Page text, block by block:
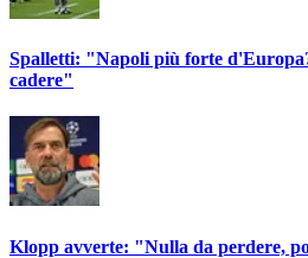
Spalletti: "Napoli più forte
cadere"
Klopp avverte: "Nulla da perdere,